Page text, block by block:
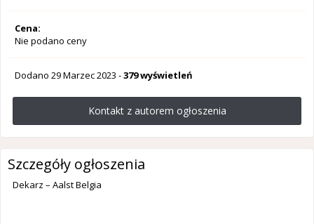
Cena:
Nie podano ceny
Dodano 29 Marzec 2023 -379 wyświetleń
Kontakt z autorem ogłoszenia
Szczegóły ogłoszenia
Dekarz – Aalst Belgia